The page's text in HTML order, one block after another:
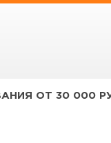
ОТ 30 000